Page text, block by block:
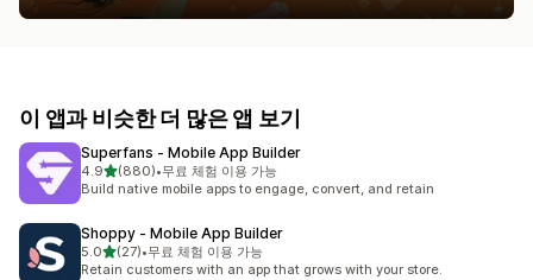
이 앱과 비슷한 더 많은 앱 보기
Superfans ‑ Mobile App Builder
4.9별 5개 중
(880)
총 리뷰 880개
•무료 체험 이용 가능
Build native mobile apps to engage, convert, and retain
Shoppy ‑ Mobile App Builder
5.0별 5개 중
(27)
총 리뷰 27개
•무료 체험 이용 가능
Retain customers with an app that grows with your store.